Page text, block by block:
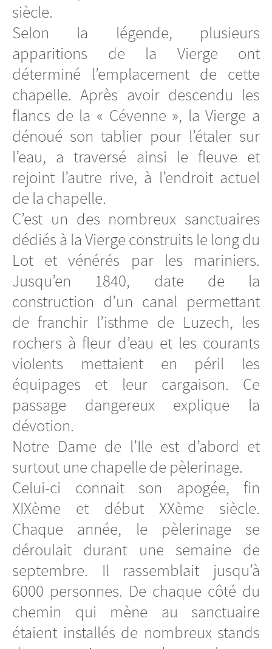
siècle.
Selon la légende, plusieurs
apparitions de la Vierge ont
déterminé l’emplacement de cette
chapelle. Après avoir descendu les
flancs de la « Cévenne », la Vierge a
dénoué son tablier pour l’étaler sur
l’eau, a traversé ainsi le fleuve et
rejoint l’autre rive, à l’endroit actuel
de la chapelle.
C’est un des nombreux sanctuaires
dédiés à la Vierge construits le long du
Lot et vénérés par les mariniers.
Jusqu’en 1840, date de la
construction d’un canal permettant
de franchir l’isthme de Luzech, les
rochers à fleur d’eau et les courants
violents mettaient en péril les
équipages et leur cargaison. Ce
passage dangereux explique la
dévotion.
Notre Dame de l’Ile est d’abord et
surtout une chapelle de pèlerinage.
Celui-ci connait son apogée, fin
XIXème et début XXème siècle.
Chaque année, le pèlerinage se
déroulait durant une semaine de
septembre. Il rassemblait jusqu’à
6000 personnes. De chaque côté du
chemin qui mène au sanctuaire
étaient installés de nombreux stands